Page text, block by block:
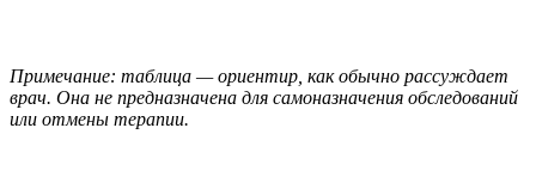
Примечание: таблица — ориентир, как обычно рассуждает
врач. Она не предназначена для самоназначения обследований
или отмены терапии.